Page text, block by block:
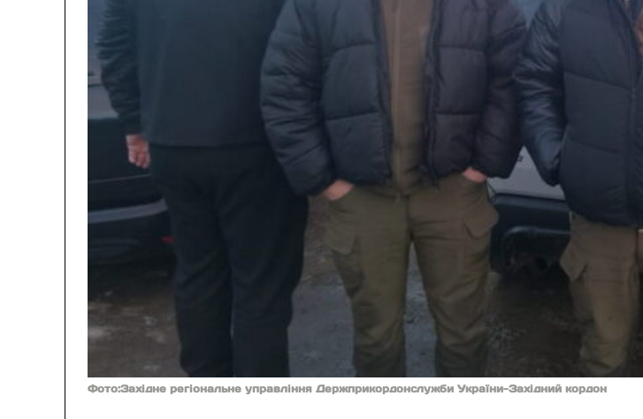
Фото:Західне регіональне управління Держприкордонслужби України-Західний кордон